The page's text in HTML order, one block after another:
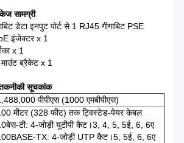
सामग्री
डेटा इनपुट पोर्ट से 1 RJ45 गीगाबिट PSE
इंजेक्टर x 1
x 1
माउंट ब्रैकेट x 1
सूचकांक
पीपीएस (1000 एमबीपीएस)
मीटर (328 फीट) तक ट्विस्टेड-पेयर केबल
टी: 4-जोड़ी यूटीपी कैट।3, 4, 5, 5ई, 6, 6ए
TX: 4-जोड़ी UTP कैट।5, 5ई, 6, 6ए